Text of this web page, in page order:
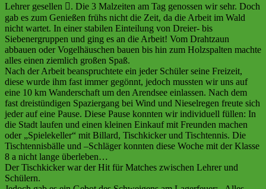
Lehrer gesellen . Die 3 Malzeiten am Tag genossen wir sehr. Doch
gab es zum Genießen frühs nicht die Zeit, da die Arbeit im Wald
nicht wartet. In einer stabilen Einteilung von Dreier- bis
Siebenergruppen und ging es an die Arbeit! Vom Drahtzaun
abbauen oder Vogelhäuschen bauen bis hin zum Holzspalten machte
alles einen ziemlich großen Spaß.
Nach der Arbeit beanspruchtete ein jeder Schüler seine Freizeit,
diese wurde ihm fast immer gegönnt, jedoch mussten wir uns auf
eine 10 km Wanderschaft um den Arendsee einlassen. Nach dem
fast dreistündigen Spaziergang bei Wind und Nieselregen freute sich
jeder auf eine Pause. Diese Pause konnten wir individuell füllen: In
die Stadt laufen und einen kleinen Einkauf mit Freunden machen
oder „Spielekeller“ mit Billard, Tischkicker und Tischtennis. Die
Tischtennisbälle und –Schläger konnten diese Woche mit der Klasse
8 a nicht lange überleben…
Der Tischkicker war der Hit für Matches zwischen Lehrer und
Schülern.